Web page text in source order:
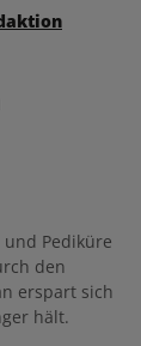
Pediküre
den
erspart sich
hält.